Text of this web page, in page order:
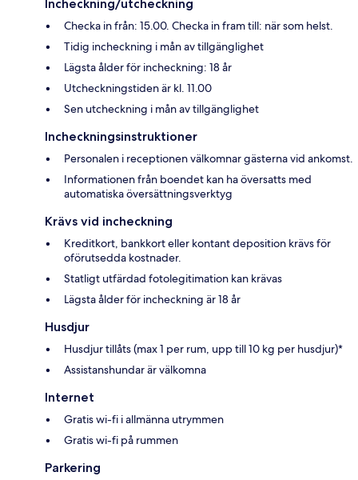
Incheckning/utcheckning
Checka in från: 15.00. Checka in fram till: när som helst.
Tidig incheckning i mån av tillgänglighet
Lägsta ålder för incheckning: 18 år
Utcheckningstiden är kl. 11.00
Sen utcheckning i mån av tillgänglighet
Incheckningsinstruktioner
Personalen i receptionen välkomnar gästerna vid ankomst.
Informationen från boendet kan ha översatts med
automatiska översättningsverktyg
Krävs vid incheckning
Kreditkort, bankkort eller kontant deposition krävs för
oförutsedda kostnader.
Statligt utfärdad fotolegitimation kan krävas
Lägsta ålder för incheckning är 18 år
Husdjur
Husdjur tillåts (max 1 per rum, upp till 10 kg per husdjur)*
Assistanshundar är välkomna
Internet
Gratis wi-fi i allmänna utrymmen
Gratis wi-fi på rummen
Parkering